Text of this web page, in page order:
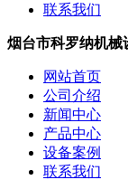
联系我们
烟台市科罗纳机械
网站首页
公司介绍
新闻中心
产品中心
设备案例
联系我们